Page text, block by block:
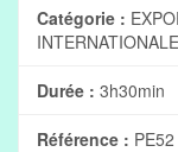
Catégorie :
Durée : 3h30min
Référence : PE52